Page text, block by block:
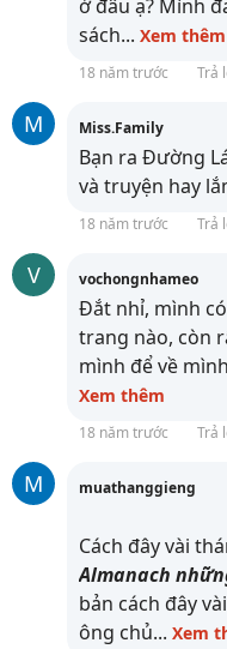
ở đâu ạ? Mình
sách... Xem thêm
18 năm trước Trả
M Miss.Family
Bạn ra Đường
và truyện hay
18 năm trước Trả
V vochongnhameo
Đắt nhỉ, mình
trang nào, còn
mình để về
Xem thêm
18 năm trước Trả
M muathanggieng
Cách đây vài
Almanach
bản cách đây
ông chủ... Xem